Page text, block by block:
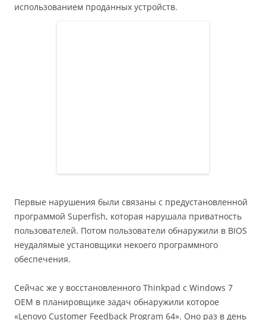
использованием проданных устройств.
Первые нарушения были связаны с предустановленной
программой Superfish, которая нарушала приватность
пользователей. Потом пользователи обнаружили в BIOS
неудалямые установщики некоего программного
обеспечения.
Сейчас же у восстановленного Thinkpad с Windows 7
OEM в планировщике задач обнаружили которое
«Lenovo Customer Feedback Program 64». Оно раз в день